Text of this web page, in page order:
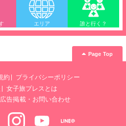
エリア 誰と行く？
Page Top
約
プライバシーポリシー
女子旅プレスとは
告掲載・お問い合わせ